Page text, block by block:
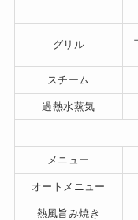
グリル
スチーム
過熱水蒸気
メニュー
オートメニュー
熱風旨み焼き